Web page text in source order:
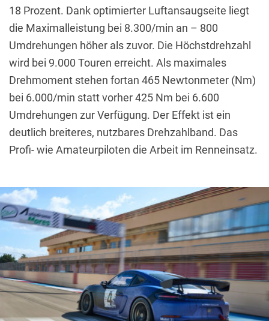
18 Prozent. Dank optimierter Luftansaugseite liegt
die Maximalleistung bei 8.300/min an – 800
Umdrehungen höher als zuvor. Die Höchstdrehzahl
wird bei 9.000 Touren erreicht. Als maximales
Drehmoment stehen fortan 465 Newtonmeter (Nm)
bei 6.000/min statt vorher 425 Nm bei 6.600
Umdrehungen zur Verfügung. Der Effekt ist ein
deutlich breiteres, nutzbares Drehzahlband. Das
Profi- wie Amateurpiloten die Arbeit im Renneinsatz.